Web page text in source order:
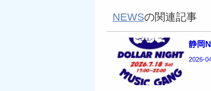
NEWSの関連記事
静岡
2026-